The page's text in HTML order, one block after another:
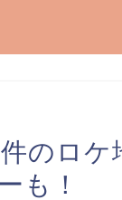
のロケ
も！